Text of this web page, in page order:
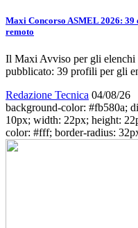
Maxi Concorso ASMEL 2026:
remoto
Il Maxi Avviso per gli
pubblicato: 39 profili per gli
Redazione Tecnica 04/08/26
background-color: #fb580a;
10px; width: 22px; height:
color: #fff; border-radius: